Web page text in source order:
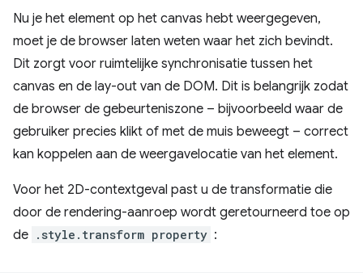
Nu je het element op het canvas hebt weergegeven,
moet je de browser laten weten waar het zich bevindt.
Dit zorgt voor ruimtelijke synchronisatie tussen het
canvas en de lay-out van de DOM. Dit is belangrijk zodat
de browser de gebeurteniszone – bijvoorbeeld waar de
gebruiker precies klikt of met de muis beweegt – correct
kan koppelen aan de weergavelocatie van het element.
Voor het 2D-contextgeval past u de transformatie die
door de rendering-aanroep wordt geretourneerd toe op
de .style.transform property :